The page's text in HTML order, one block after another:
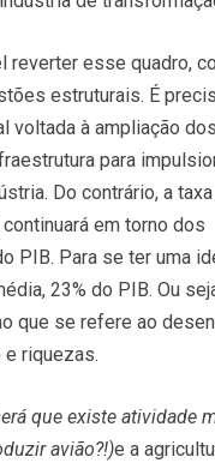
reverter esse quadro,
estruturais. É
voltada à ampliação dos
para
Do contrário, a
em torno dos
PIB. Para se ter uma
23% do PIB. Ou
que se refere ao
riquezas.
que existe atividade
avião?!)e a